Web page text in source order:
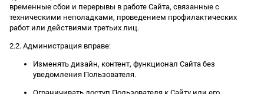
временные сбои и перерывы в работе Сайта, связанные с
техническими неполадками, проведением профилактических
работ или действиями третьих лиц.
2.2. Администрация вправе:
Изменять дизайн, контент, функционал Сайта без
уведомления Пользователя.